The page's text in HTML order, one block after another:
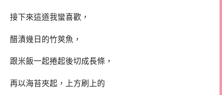
接下來這道我蠻喜歡，
醋漬幾日的竹莢魚，
跟米飯一起捲起後切成長條，
再以海苔夾起，上方刷上的